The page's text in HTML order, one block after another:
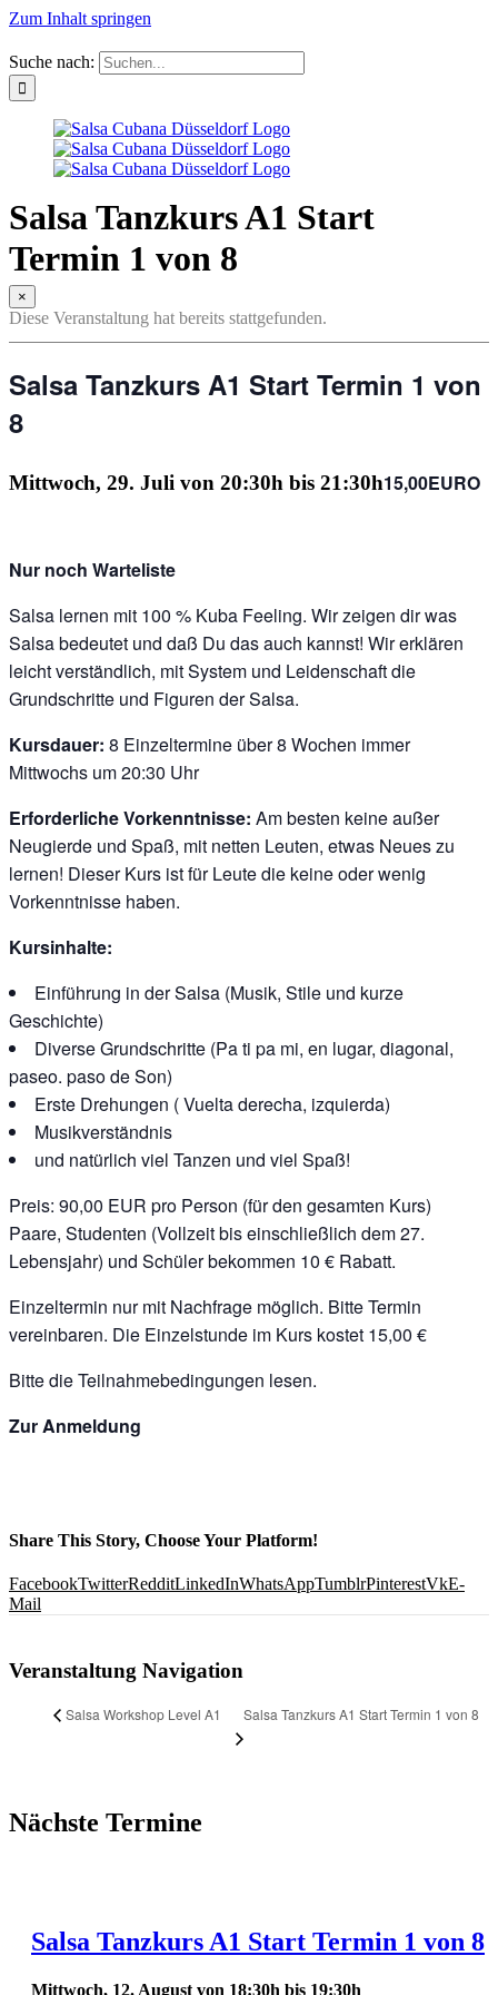
Zum Inhalt springen
Suche nach:
Salsa Tanzkurs A1 Start
Termin 1 von 8
×
Diese Veranstaltung hat bereits stattgefunden.
Salsa Tanzkurs A1 Start Termin 1 von
8
Mittwoch, 29. Juli von 20:30h bis 21:30h15,00EURO
Nur noch Warteliste
Salsa lernen mit 100 % Kuba Feeling. Wir zeigen dir was
Salsa bedeutet und daß Du das auch kannst! Wir erklären
leicht verständlich, mit System und Leidenschaft die
Grundschritte und Figuren der Salsa.
Kursdauer: 8 Einzeltermine über 8 Wochen immer
Mittwochs um 20:30 Uhr
Erforderliche Vorkenntnisse: Am besten keine außer
Neugierde und Spaß, mit netten Leuten, etwas Neues zu
lernen! Dieser Kurs ist für Leute die keine oder wenig
Vorkenntnisse haben.
Kursinhalte:
Einführung in der Salsa (Musik, Stile und kurze
Geschichte)
Diverse Grundschritte (Pa ti pa mi, en lugar, diagonal,
paseo. paso de Son)
Erste Drehungen ( Vuelta derecha, izquierda)
Musikverständnis
und natürlich viel Tanzen und viel Spaß!
Preis: 90,00 EUR pro Person (für den gesamten Kurs)
Paare, Studenten (Vollzeit bis einschließlich dem 27.
Lebensjahr) und Schüler bekommen 10 € Rabatt.
Einzeltermin nur mit Nachfrage möglich. Bitte Termin
vereinbaren. Die Einzelstunde im Kurs kostet 15,00 €
Bitte dieTeilnahmebedingungen lesen.
Zur Anmeldung
Share This Story, Choose Your Platform!
FacebookTwitterRedditLinkedInWhatsAppTumblrPinterestVkE-
Mail
Veranstaltung Navigation
Salsa Workshop Level A1 Salsa Tanzkurs A1 Start Termin 1 von 8
Nächste Termine
Salsa Tanzkurs A1 Start Termin 1 von 8
Mittwoch, 12. August von 18:30h bis 19:30h